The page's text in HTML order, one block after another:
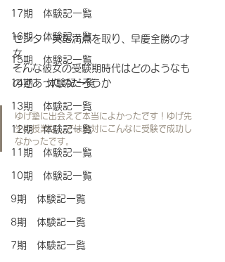
17期 体験記一覧
16期 体験記一覧
15期 体験記一覧
14期 体験記一覧
13期 体験記一覧
12期 体験記一覧
11期 体験記一覧
10期 体験記一覧
9期 体験記一覧
8期 体験記一覧
7期 体験記一覧
センター英語満点を取り、早慶全勝の才
女
そんな彼女の受験期時代はどのようなも
のであったのだろうか
ゆげ塾に出会えて本当によかったです！ゆげ先
生の授業なしでは絶対にこんなに受験で成功し
なかったです。